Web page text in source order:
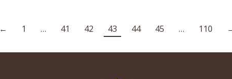
← 1 … 41 42 43 44 45 … 110